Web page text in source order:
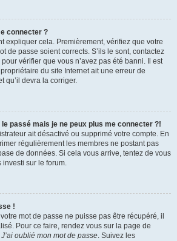
connecter ?
expliquer cela. Premièrement, vérifiez que votre
de passe soient corrects. S’ils le sont, contactez
vérifier que vous n’avez pas été banni. Il est
du site Internet ait une erreur de
qu’il devra la corriger.
passé mais je ne peux plus me connecter ?!
ait désactivé ou supprimé votre compte. En
régulièrement les membres ne postant pas
de données. Si cela vous arrive, tentez de vous
investi sur le forum.
!
mot de passe ne puisse pas être récupéré, il
Pour ce faire, rendez vous sur la page de
J’ai oublié mon mot de passe. Suivez les